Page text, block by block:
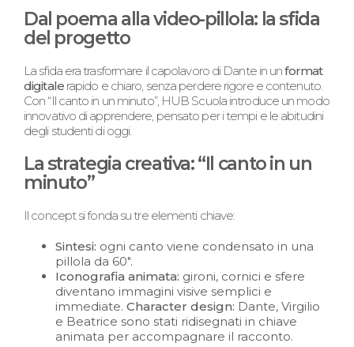
Dal poema alla video-pillola: la sfida
del progetto
La sfida era trasformare il capolavoro di Dante in unformat
digitalerapido e chiaro, senza perdere rigore e contenuto.
Con “Il canto in un minuto”, HUB Scuola introduce un modo
innovativo di apprendere, pensato per i tempi e le abitudini
degli studenti di oggi.
La strategia creativa: “Il canto in un
minuto”
Il concept si fonda su tre elementi chiave:
Sintesi: ogni canto viene condensato in una
pillola da 60″.
Iconografia animata: gironi, cornici e sfere
diventano immagini visive semplici e
immediate. Character design: Dante, Virgilio
e Beatrice sono stati ridisegnati in chiave
animata per accompagnare il racconto.